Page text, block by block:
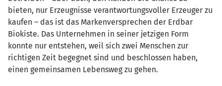
bieten, nur Erzeugnisse verantwortungsvoller Erzeuger zu
kaufen – das ist das Markenversprechen der Erdbar
Biokiste. Das Unternehmen in seiner jetzigen Form
konnte nur entstehen, weil sich zwei Menschen zur
richtigen Zeit begegnet sind und beschlossen haben,
einen gemeinsamen Lebensweg zu gehen.